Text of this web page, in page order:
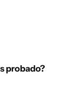
probado?